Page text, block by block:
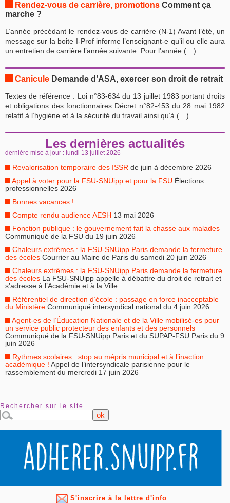
Rendez-vous de carrière, promotions Comment ça
marche ?
L’année précédant le rendez-vous de carrière (N-1) Avant l’été, un
message sur la boite I-Prof informe l’enseignant-e qu’il ou elle aura
un entretien de carrière l’année suivante. Pour l’année (…)
Canicule Demande d’ASA, exercer son droit de retrait
Textes de référence : Loi n°83-634 du 13 juillet 1983 portant droits
et obligations des fonctionnaires Décret n°82-453 du 28 mai 1982
relatif à l’hygiène et à la sécurité du travail ainsi qu’à (…)
Les dernières actualités
dernière mise à jour : lundi 13 juillet 2026
Revalorisation temporaire des ISSR de juin à décembre 2026
Appel à voter pour la FSU-SNUipp et pour la FSU Élections
professionnelles 2026
Bonnes vacances !
Compte rendu audience AESH 13 mai 2026
Fonction publique : le gouvernement fait la chasse aux malades
Communiqué de la FSU du 19 juin 2026
Chaleurs extrêmes : la FSU-SNUipp Paris demande la fermeture
des écoles Courrier au Maire de Paris du samedi 20 juin 2026
Chaleurs extrêmes : la FSU-SNUipp Paris demande la fermeture
des écoles La FSU-SNUipp appelle à débattre du droit de retrait et
s’adresse à l’Académie et à la Ville
Référentiel de direction d’école : passage en force inacceptable
du Ministère Communiqué intersyndical national du 4 juin 2026
Agent-es de l’Éducation Nationale et de la Ville mobilisé-es pour
un service public protecteur des enfants et des personnels
Communiqué de la FSU-SNUipp Paris et du SUPAP-FSU Paris du 9
juin 2026
Rythmes scolaires : stop au mépris municipal et à l’inaction
académique ! Appel de l’intersyndicale parisienne pour le
rassemblement du mercredi 17 juin 2026
Rechercher sur le site
S'inscrire à la lettre d'info